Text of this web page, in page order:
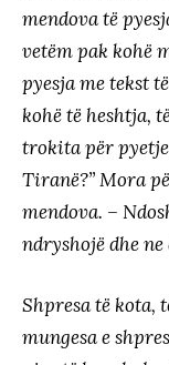
mendova të
vetëm pak kohë
pyesja me tekst
kohë të heshtja,
trokita për
Tiranë?” Mora
mendova. –
ndryshojë dhe
Shpresa të kota,
mungesa e